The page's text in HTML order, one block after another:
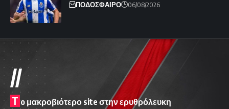
ΠΟΔΟΣΦΑΙΡΟ 06/08/2026
//
T o μακροβιότερο site στην ερυθρόλευκη